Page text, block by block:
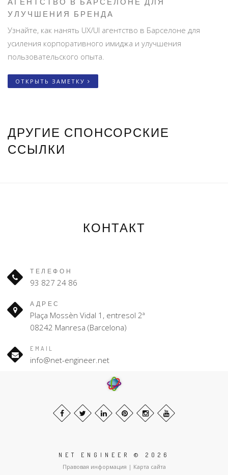
АГЕНТСТВО В БАРСЕЛОНЕ ДЛЯ
УЛУЧШЕНИЯ БРЕНДА
Узнайте, как нанять UX/UI агентство в Барселоне для
усиления корпоративного имиджа и улучшения
пользовательского опыта.
ОТКРЫТЬ ЗАМЕТКУ
ДРУГИЕ СПОНСОРСКИЕ
ССЫЛКИ
КОНТАКТ
ТЕЛЕФОН
93 827 24 86
АДРЕС
Plaça Mossèn Vidal 1, entresol 2ª
08242 Manresa (Barcelona)
EMAIL
info@net-engineer.net
NET ENGINEER © 2026
Правовая информация | Карта сайта